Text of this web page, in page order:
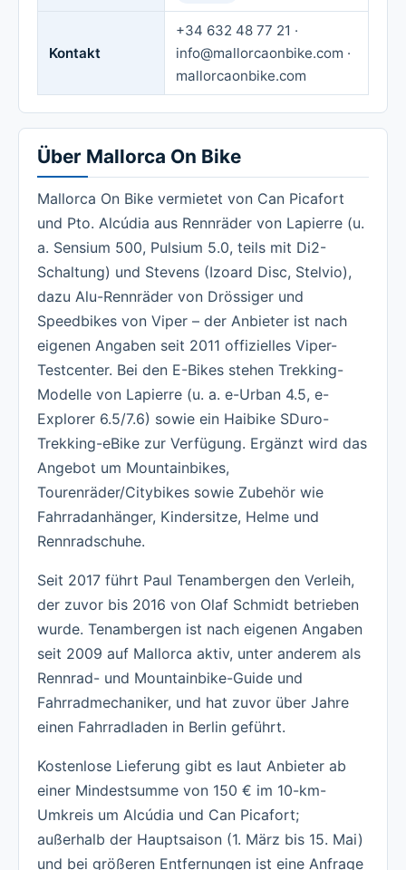
Kontakt
+34 632 48 77 21 ·
info@mallorcaonbike.com ·
mallorcaonbike.com
Über Mallorca On Bike
Mallorca On Bike vermietet von Can Picafort
und Pto. Alcúdia aus Rennräder von Lapierre (u.
a. Sensium 500, Pulsium 5.0, teils mit Di2-
Schaltung) und Stevens (Izoard Disc, Stelvio),
dazu Alu-Rennräder von Drössiger und
Speedbikes von Viper – der Anbieter ist nach
eigenen Angaben seit 2011 offizielles Viper-
Testcenter. Bei den E-Bikes stehen Trekking-
Modelle von Lapierre (u. a. e-Urban 4.5, e-
Explorer 6.5/7.6) sowie ein Haibike SDuro-
Trekking-eBike zur Verfügung. Ergänzt wird das
Angebot um Mountainbikes,
Tourenräder/Citybikes sowie Zubehör wie
Fahrradanhänger, Kindersitze, Helme und
Rennradschuhe.
Seit 2017 führt Paul Tenambergen den Verleih,
der zuvor bis 2016 von Olaf Schmidt betrieben
wurde. Tenambergen ist nach eigenen Angaben
seit 2009 auf Mallorca aktiv, unter anderem als
Rennrad- und Mountainbike-Guide und
Fahrradmechaniker, und hat zuvor über Jahre
einen Fahrradladen in Berlin geführt.
Kostenlose Lieferung gibt es laut Anbieter ab
einer Mindestsumme von 150 € im 10-km-
Umkreis um Alcúdia und Can Picafort;
außerhalb der Hauptsaison (1. März bis 15. Mai)
und bei größeren Entfernungen ist eine Anfrage